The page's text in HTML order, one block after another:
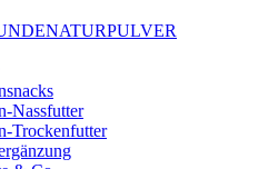
Nassfutter
Trockenfutter